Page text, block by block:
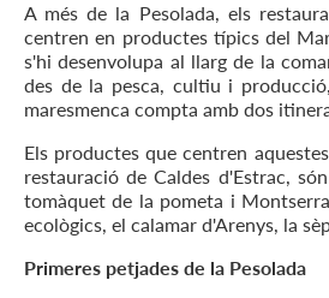
A més de la Pesolada, els
centren en productes típics del
s'hi desenvolupa al llarg de la
des de la pesca, cultiu i
maresmenca compta amb dos
Els productes que centren
restauració de Caldes d'Estrac,
tomàquet de la pometa i
ecològics, el calamar d'Arenys, la
Primeres petjades de la Pesolada